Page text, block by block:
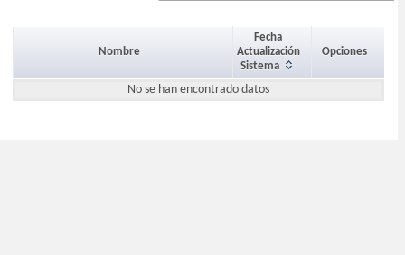
Nombre
Fecha
Actualización
Sistema
Opciones
No se han encontrado datos